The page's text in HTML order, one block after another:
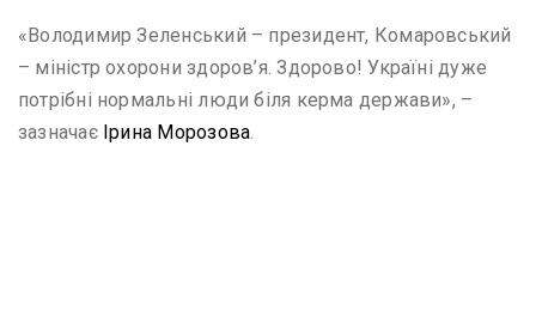
«Володимир Зеленський – президент, Комаровський
– міністр охорони здоров’я. Здорово! Україні дуже
потрібні нормальні люди біля керма держави», –
зазначає Ірина Морозова